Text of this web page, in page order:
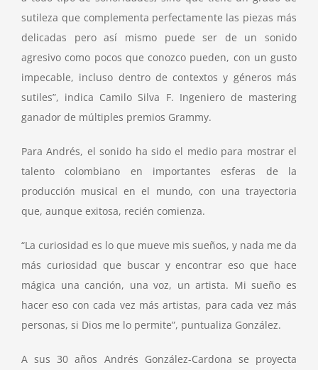
sutileza que complementa perfectamente las piezas más
delicadas pero así mismo puede ser de un sonido
agresivo como pocos que conozco pueden, con un gusto
impecable, incluso dentro de contextos y géneros más
sutiles”, indica Camilo Silva F. Ingeniero de mastering
ganador de múltiples premios Grammy.
Para Andrés, el sonido ha sido el medio para mostrar el
talento colombiano en importantes esferas de la
producción musical en el mundo, con una trayectoria
que, aunque exitosa, recién comienza.
“La curiosidad es lo que mueve mis sueños, y nada me da
más curiosidad que buscar y encontrar eso que hace
mágica una canción, una voz, un artista. Mi sueño es
hacer eso con cada vez más artistas, para cada vez más
personas, si Dios me lo permite”, puntualiza González.
A sus 30 años Andrés González-Cardona se proyecta